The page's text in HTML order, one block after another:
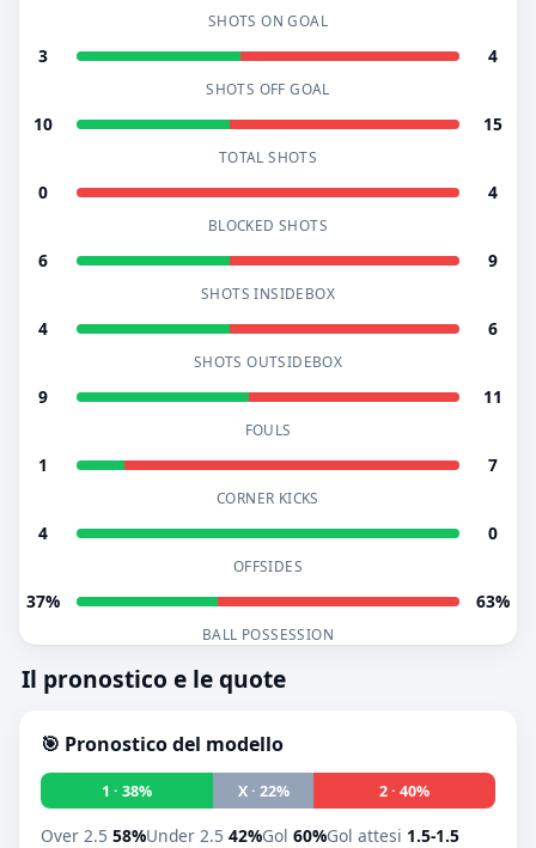
SHOTS ON GOAL
3 4
SHOTS OFF GOAL
10 15
TOTAL SHOTS
0 4
BLOCKED SHOTS
6 9
SHOTS INSIDEBOX
4 6
SHOTS OUTSIDEBOX
9 11
FOULS
1 7
CORNER KICKS
4 0
OFFSIDES
37% 63%
BALL POSSESSION
Il pronostico e le quote
🎯 Pronostico del modello
1 · 38% X · 22% 2 · 40%
Over 2.5 58%Under 2.5 42%Gol 60%Gol attesi 1.5-1.5